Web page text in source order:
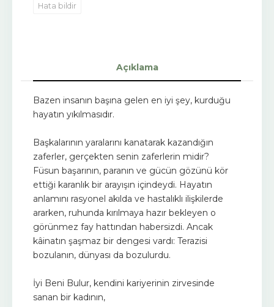
Hata bildir
Açıklama
Bazen insanın başına gelen en iyi şey, kurduğu
hayatın yıkılmasıdır.
Başkalarının yaralarını kanatarak kazandığın
zaferler, gerçekten senin zaferlerin midir?
Füsun başarının, paranın ve gücün gözünü kör
ettiği karanlık bir arayışın içindeydi. Hayatın
anlamını rasyonel akılda ve hastalıklı ilişkilerde
ararken, ruhunda kırılmaya hazır bekleyen o
görünmez fay hattından habersizdi. Ancak
kâinatın şaşmaz bir dengesi vardı: Terazisi
bozulanın, dünyası da bozulurdu.
İyi Beni Bulur, kendini kariyerinin zirvesinde
sanan bir kadının,